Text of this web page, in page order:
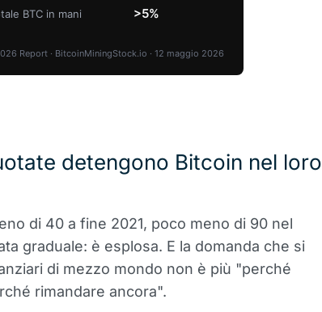
BTC in mani
>5%
Report · BitcoinMiningStock.io · 12 maggio 2026
detengono Bitcoin nel loro
di 40 a fine 2021, poco meno di 90 nel
graduale: è esplosa. E la domanda che si
di mezzo mondo non è più "perché
rimandare ancora".